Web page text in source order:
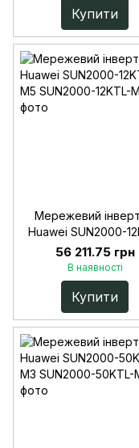
Купити
Мережевий
Huawei SUN2000-
M5
56 211.75 грн
В наявності
Купити